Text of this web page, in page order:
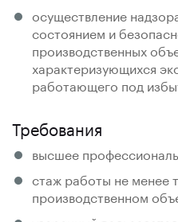
осуществление
состоянием и
производственных
характеризующихся
работающего под
Требования
высшее
стаж работы не менее
производственном